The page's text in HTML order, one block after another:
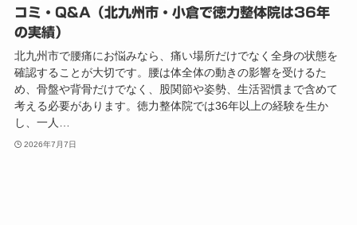
コミ・Q&A（北九州市・小倉で徳力整体院は36年
の実績）
北九州市で腰痛にお悩みなら、痛い場所だけでなく全身の状態を
確認することが大切です。腰は体全体の動きの影響を受けるた
め、骨盤や背骨だけでなく、股関節や姿勢、生活習慣まで含めて
考える必要があります。徳力整体院では36年以上の経験を生か
し、一人…
2026年7月7日